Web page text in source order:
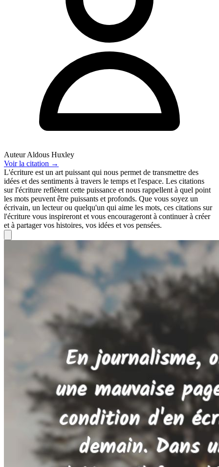
Auteur Aldous Huxley
Voirla citation →
L'écriture est un art puissant qui nous permet de transmettre des
idées et des sentiments à travers le temps et l'espace. Les citations
sur l'écriture reflètent cette puissance et nous rappellent à quel point
les mots peuvent être puissants et profonds. Que vous soyez un
écrivain, un lecteur ou quelqu'un qui aime les mots, ces citations sur
l'écriture vous inspireront et vous encourageront à continuer à créer
et à partager vos histoires, vos idées et vos pensées.